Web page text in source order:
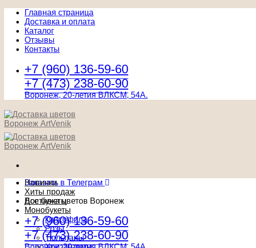
Главная страница
Доставка и оплата
Каталог
Отзывы
Контакты
+7 (960) 136-59-60
+7 (473) 238-60-90
Воронеж, 20-летия ВЛКСМ, 54А.
Заказать в Телеграм
Доставка цветов Воронеж
+7 (960) 136-59-60
+7 (473) 238-60-90
Новинки
Хиты продаж
Все букеты
Монобукеты
Гипсофила
Розы
Тюльпаны